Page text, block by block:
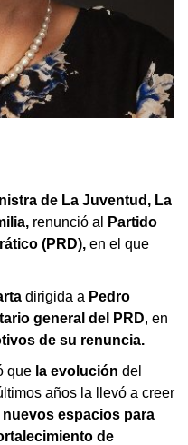
de La Juventud, La
renunció al
Partido
(PRD), en el que
dirigida a Pedro
general del PRD, en
de su renuncia.
que la evolución del
años la llevó a creer
nuevos espacios para
de